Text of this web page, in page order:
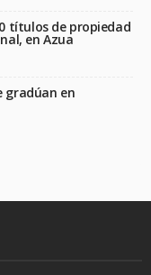
títulos de propiedad
en Azua
gradúan en